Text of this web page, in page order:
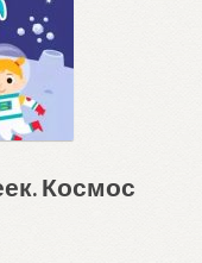
Космос